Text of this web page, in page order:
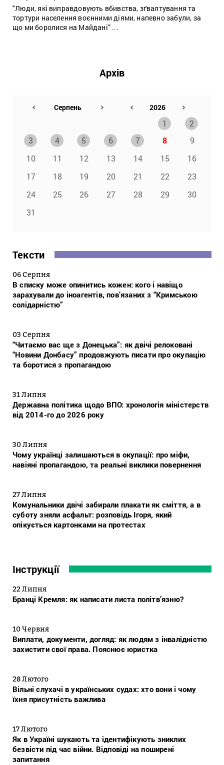
"Люди, які виправдовують вбивства, зґвалтування та
тортури населення воєнними діями, напевно забули, за
що ми боролися на Майдані” ...
Архів
1
2
3
4 5 6 7 8
9
10
11 12 13 14 15
16
17
18 19 20 21 22
23
24
25 26 27 28 29
30
31
Тексти
06 Серпня
В списку може опинитись кожен: кого і навіщо
зарахували до іноагентів, пов’язаних з “Кримською
солідарністю”
03 Серпня
“Читаємо вас ще з Донецька”: як двічі релоковані
“Новини Донбасу” продовжують писати про окупацію
та боротися з пропагандою
31 Липня
Державна політика щодо ВПО: хронологія міністерств
від 2014-го до 2026 року
30 Липня
Чому українці залишаються в окупації: про міфи,
навіяні пропагандою, та реальні виклики повернення
27 Липня
Комунальники двічі забирали плакати як сміття, а в
суботу зняли асфальт: розповідь Ігоря, який
опікується картонками на протестах
Інструкції
22 Липня
Бранці Кремля: як написати листа політв’язню?
10 Червня
Виплати, документи, догляд: як людям з інвалідністю
захистити свої права. Пояснює юристка
28 Лютого
Вільні слухачі в українських судах: хто вони і чому
їхня присутність важлива
17 Лютого
Як в Україні шукають та ідентифікують зниклих
безвісти під час війни. Відповіді на поширені
запитання